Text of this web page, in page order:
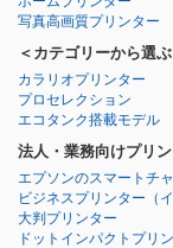
写真高画質プリンター
＜カテゴリーから選ぶ
カラリオプリンター
プロセレクション
エコタンク搭載モデル
法人・業務向けプリ
エプソンのスマートチ
ビジネスプリンター （
大判プリンター
ドットインパクトプリ